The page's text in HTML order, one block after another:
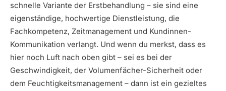
schnelle Variante der Erstbehandlung – sie sind eine
eigenständige, hochwertige Dienstleistung, die
Fachkompetenz, Zeitmanagement und Kundinnen-
Kommunikation verlangt. Und wenn du merkst, dass es
hier noch Luft nach oben gibt – sei es bei der
Geschwindigkeit, der Volumenfächer-Sicherheit oder
dem Feuchtigkeitsmanagement – dann ist ein gezieltes